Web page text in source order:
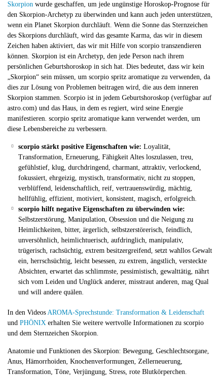
Skorpion wurde geschaffen, um jede ungünstige Horoskop-Prognose für
den Skorpion-Archetyp zu überwinden und kann auch jeden unterstützen,
wenn ein Planet Skorpion durchläuft. Wenn die Sonne das Sternzeichen
des Skorpions durchläuft, wird das gesamte Karma, das wir in diesem
Zeichen haben aktiviert, das wir mit Hilfe von scorpio transzendieren
können. Skorpion ist ein Archetyp, den jede Person nach ihrem
persönlichen Geburtshoroskop in sich hat. Dies bedeutet, dass wir kein
„Skorpion“ sein müssen, um scorpio spritz aromatique zu verwenden, da
dies zur Lösung von Problemen beitragen wird, die aus dem inneren
Skorpion stammen. Scorpio ist in jedem Geburtshoroskop (verfügbar auf
astro.com) und das Haus, in dem es regiert, wird seine Energie
manifestieren. scorpio spritz aromatique kann verwendet werden, um
diese Lebensbereiche zu verbessern.
scorpio stärkt positive Eigenschaften wie: Loyalität,
Transformation, Erneuerung, Fähigkeit Altes loszulassen, treu,
gefühlstief, klug, durchdringend, charmant, attraktiv, verlockend,
fokussiert, ehrgeizig, mystisch, transformativ, nicht zu stoppen,
verblüffend, leidenschaftlich, reif, vertrauenswürdig, mächtig,
hellfühlig, effizient, motiviert, konsistent, magisch, erfolgreich.
scorpio hilft negative Eigenschaften zu überwinden wie:
Selbstzerstörung, Manipulation, Obsession und die Neigung zu
Heimlichkeiten, bitter, ärgerlich, selbstzerstörerisch, feindlich,
unversöhnlich, heimlichtuerisch, aufdringlich, manipulativ,
trügerisch, rachsüchtig, extrem besitzergreifend, setzt wahllos Gewalt
ein, herrschsüchtig, leicht besessen, zu extrem, ängstlich, versteckte
Absichten, erwartet das schlimmste, pessimistisch, gewalttätig, nährt
sich vom Leiden und Unglück anderer, misstraut anderen, mag Qual
und will andere quälen.
In den Videos AROMA-Sprechstunde: Transformation & Leidenschaft
und PHÖNIX erhalten Sie weitere wertvolle Informationen zu scorpio
und dem Sternzeichen Skorpion.
Anatomie und Funktionen des Skorpion: Bewegung, Geschlechtsorgane,
Anus, Hämorrhoiden, Knochenverformungen, Zellerneuerung,
Transformation, Töne, Verjüngung, Stress, rote Blutkörperchen.